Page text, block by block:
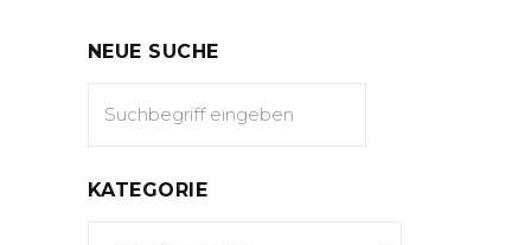
NEUE SUCHE
KATEGORIE